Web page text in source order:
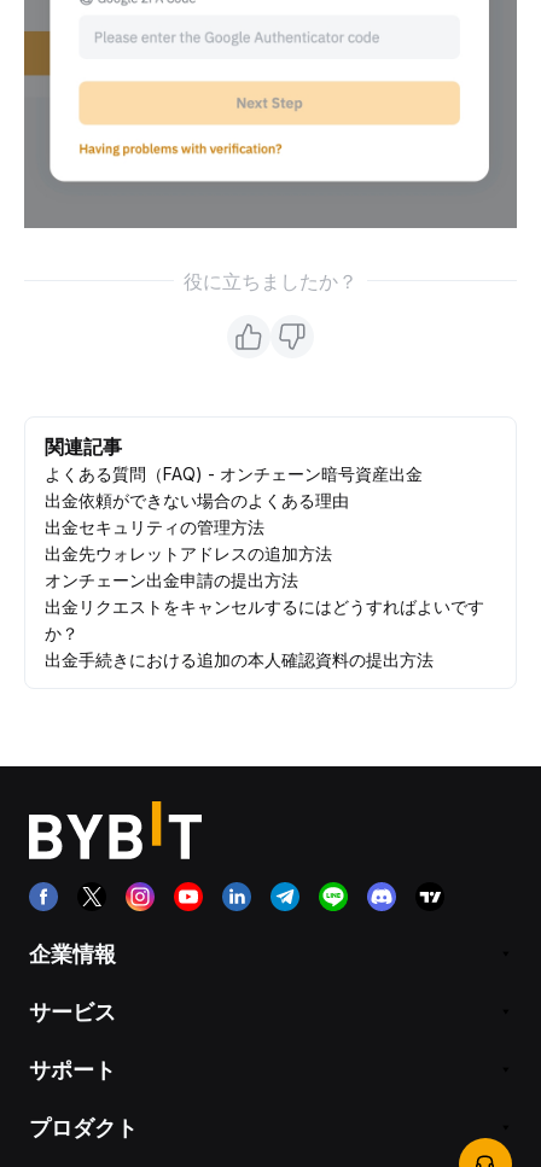
役に立ちましたか？
関連記事
よくある質問（FAQ) - オンチェーン暗号資産出金
出金依頼ができない場合のよくある理由
出金セキュリティの管理方法
出金先ウォレットアドレスの追加方法
オンチェーン出金申請の提出方法
出金リクエストをキャンセルするにはどうすればよいです
か？
出金手続きにおける追加の本人確認資料の提出方法
企業情報
サービス
サポート
プロダクト